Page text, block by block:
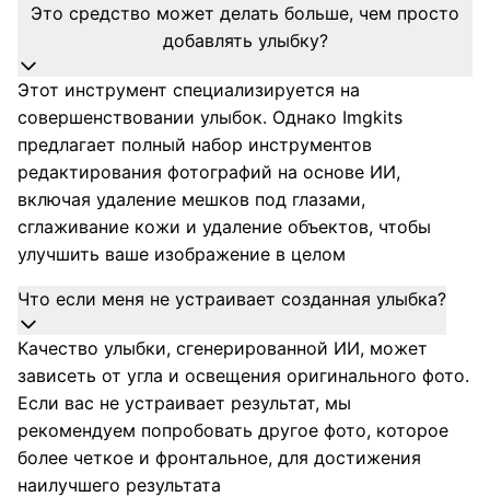
Это средство может делать больше, чем просто
добавлять улыбку?
Этот инструмент специализируется на
совершенствовании улыбок. Однако Imgkits
предлагает полный набор инструментов
редактирования фотографий на основе ИИ,
включая удаление мешков под глазами,
сглаживание кожи и удаление объектов, чтобы
улучшить ваше изображение в целом
Что если меня не устраивает созданная улыбка?
Качество улыбки, сгенерированной ИИ, может
зависеть от угла и освещения оригинального фото.
Если вас не устраивает результат, мы
рекомендуем попробовать другое фото, которое
более четкое и фронтальное, для достижения
наилучшего результата